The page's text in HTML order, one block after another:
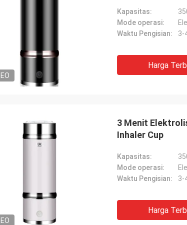
Kapasitas:
Mode operasi:
Waktu Pengisian:
3-
Harga
3 Menit
Inhaler Cup
Kapasitas:
Mode operasi:
Waktu Pengisian:
3-
Harga